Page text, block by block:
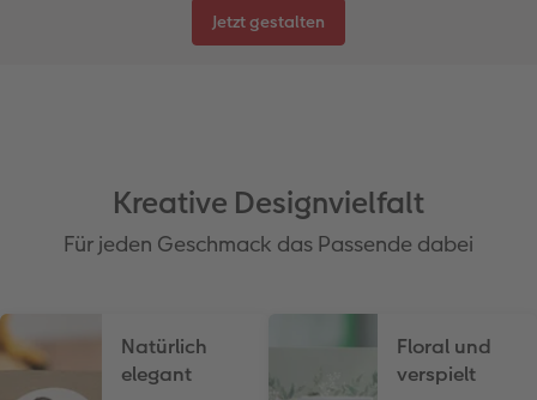
Coffeetable Book «Art Collection»
Wandgestaltung
Foto-Leckerlidose
Jetzt gestalten
Kreative Designvielfalt
Für jeden Geschmack das Passende dabei
Natürlich
elegant
Floral und
verspielt